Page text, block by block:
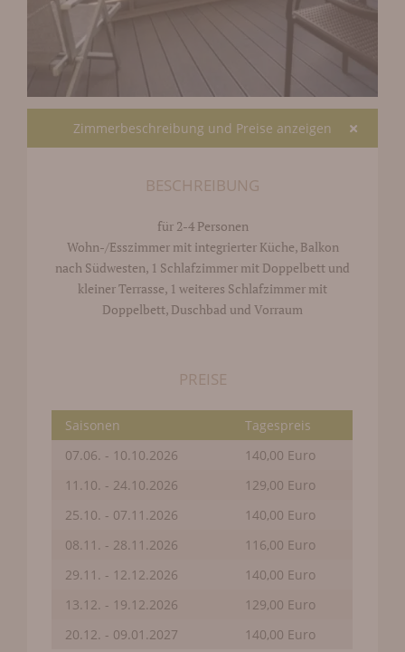
Zimmerbeschreibung und Preise anzeigen
BESCHREIBUNG
für 2-4 Personen
Wohn-/Esszimmer mit integrierter Küche, Balkon
nach Südwesten, 1 Schlafzimmer mit Doppelbett und
kleiner Terrasse, 1 weiteres Schlafzimmer mit
Doppelbett, Duschbad und Vorraum
PREISE
Saisonen
Tagespreis
07.06. - 10.10.2026
140,00 Euro
11.10. - 24.10.2026
129,00 Euro
25.10. - 07.11.2026
140,00 Euro
08.11. - 28.11.2026
116,00 Euro
29.11. - 12.12.2026
140,00 Euro
13.12. - 19.12.2026
129,00 Euro
20.12. - 09.01.2027
140,00 Euro